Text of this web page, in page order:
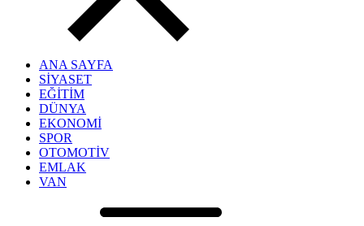
ANA SAYFA
SİYASET
EĞİTİM
DÜNYA
EKONOMİ
SPOR
OTOMOTİV
EMLAK
VAN